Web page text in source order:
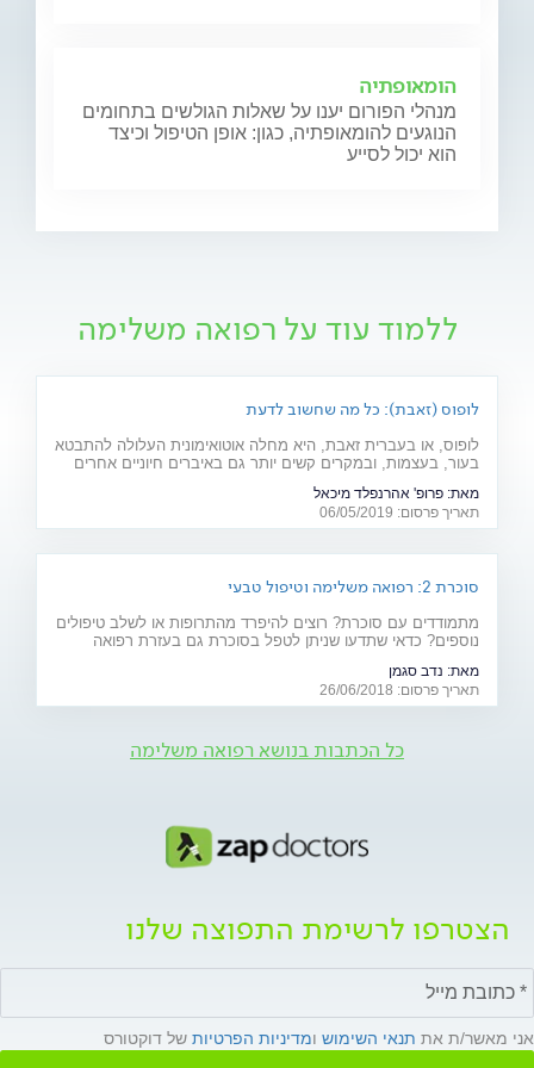
הומאופתיה
מנהלי הפורום יענו על שאלות הגולשים בתחומים
הנוגעים להומאופתיה, כגון: אופן הטיפול וכיצד
הוא יכול לסייע
ללמוד עוד על רפואה משלימה
לופוס (זאבת): כל מה שחשוב לדעת
לופוס, או בעברית זאבת, היא מחלה אוטואימונית העלולה להתבטא
בעור, בעצמות, ובמקרים קשים יותר גם באיברים חיוניים אחרים
לה? ומהו הטיפול המתקדם שנכנס לסל הבריאות בשנים
האחרונות? כתבה לרגל יום המודעות למחלה (10.5)
מאת: פרופ' אהרנפלד מיכאל
תאריך פרסום: 06/05/2019
סוכרת 2: רפואה משלימה וטיפול טבעי
מתמודדים עם סוכרת? רוצים להיפרד מהתרופות או לשלב טיפולים
נוספים? כדאי שתדעו שניתן לטפל בסוכרת גם בעזרת רפואה
מרפא
מאת: נדב סגמן
תאריך פרסום: 26/06/2018
כל הכתבות בנושא רפואה משלימה
הצטרפו לרשימת התפוצה שלנו
אני מאשר/ת את תנאי השימוש ומדיניות הפרטיות של דוקטורס